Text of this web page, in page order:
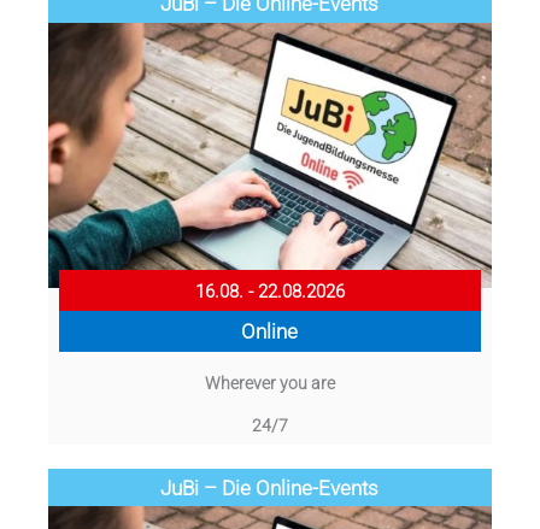
16.08. - 22.08.2026
Online
Wherever you are
24/7
JuBi – Die Online-Events